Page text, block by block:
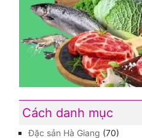
Cách danh mục
Đặc sản Hà Giang (70)